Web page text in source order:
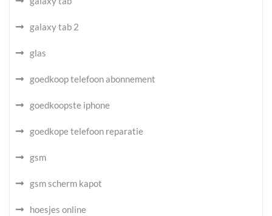
galaxy tab 2
glas
goedkoop telefoon abonnement
goedkoopste iphone
goedkope telefoon reparatie
gsm
gsm scherm kapot
hoesjes online